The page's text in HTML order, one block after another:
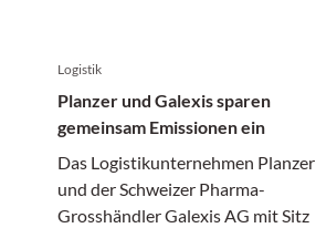
Logistik
Planzer und Galexis sparen
gemeinsam Emissionen ein
Das Logistikunternehmen Planzer
und der Schweizer Pharma-
Grosshändler Galexis AG mit Sitz